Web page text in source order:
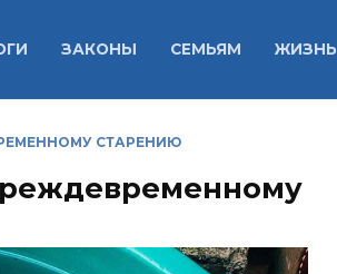
ЗАКОНЫ СЕМЬЯМ ЖИЗНЬ
СТАРЕНИЮ